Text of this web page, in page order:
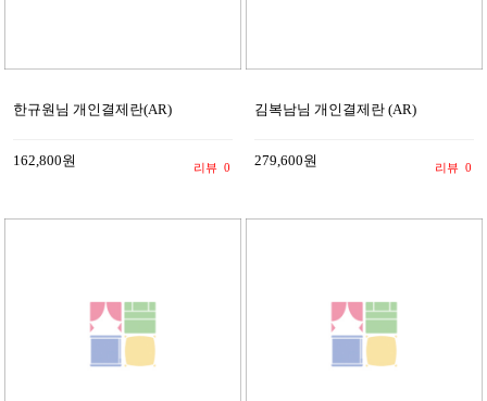
한규원님 개인결제란(AR)
162,800원 리뷰 0
김복남님 개인결제란 (AR)
279,600원 리뷰 0